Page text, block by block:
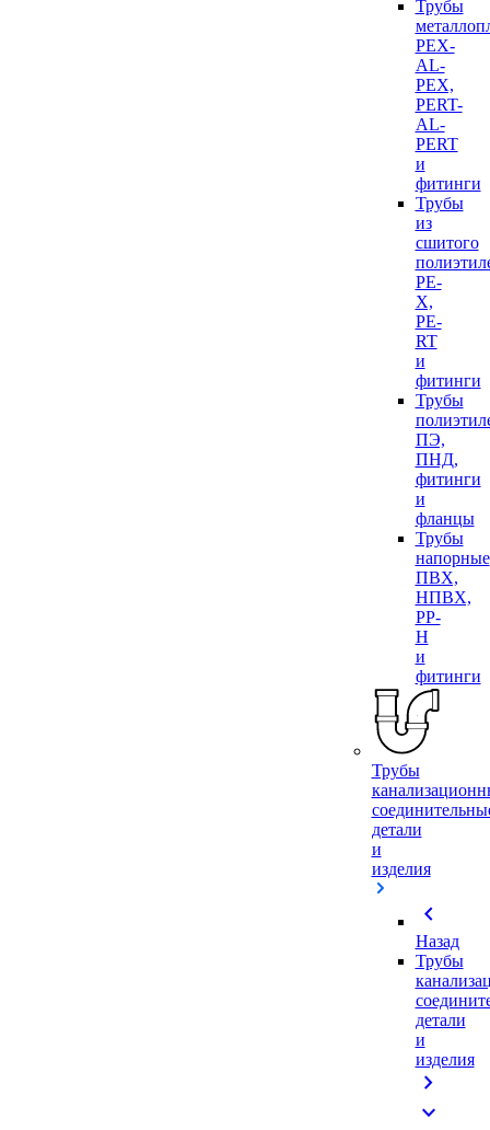
Трубы
PEX-
AL-
PEX,
PERT-
AL-
PERT
и
фитинги
Трубы
из
сшитого
PE-
X,
PE-
RT
и
фитинги
Трубы
ПЭ,
ПНД,
фитинги
и
фланцы
Трубы
напорные
ПВХ,
НПВХ,
PP-
H
и
фитинги
Трубы
детали
и
изделия
chevron_left
Назад
Трубы
детали
и
изделия
chevron_right
expand_more